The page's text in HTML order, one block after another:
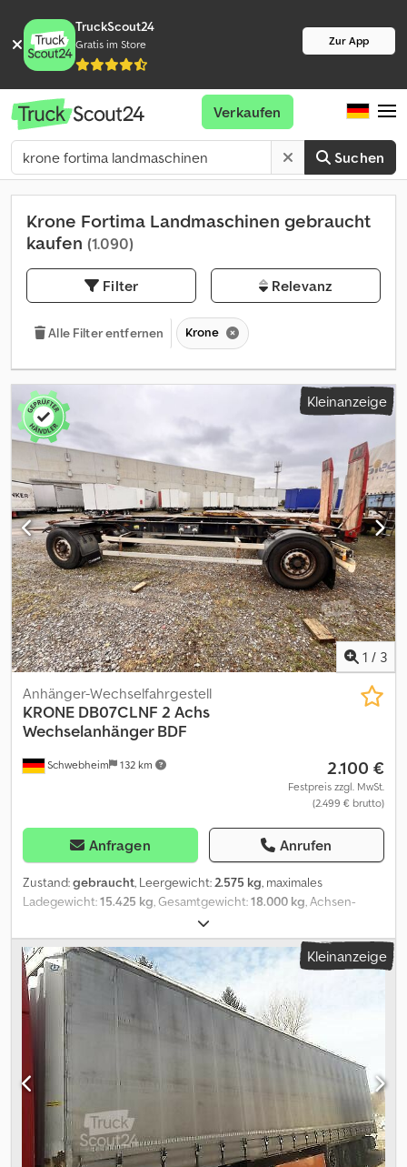
TruckScout24
Gratis im Store Zur App
Suchen
Verkaufen
Krone Fortima Landmaschinen gebraucht
kaufen (1.090)
Filter Relevanz
Alle Filter entfernen Krone
Kleinanzeige
1 / 3
Schwebheim 132 km
Anhänger-Wechselfahrgestell
KRONE DB07CLNF 2 Achs
Wechselanhänger BDF
2.100 €
Festpreis zzgl. MwSt.
(2.499 € brutto)
Anfragen Anrufen
Zustand:gebraucht, Leergewicht:2.575 kg, maximales
Ladegewicht:15.425 kg, Gesamtgewicht:18.000 kg, Achsen-
, Erstzulassung:
Reifengröße:385/65 R 22,5, Farbe:Sonstige, Getriebetyp:
Sonstige, Vorderreifengröße: 385/65 R 22,5 , Hinterreifengröße:
385/65 R 22,5
, Fahrerkabine: Sonstige , Emissionsklasse:
Ausstattung:
ABS, Druckluftbremse, , -- Druckfehler, Irrtümer und
Änderungen vorbehalten, Muster- Bilder --, Mehr Daten unter: !,
More Details: ! Cedpfxjzr Sa Ro Abgerf
Kleinanzeige